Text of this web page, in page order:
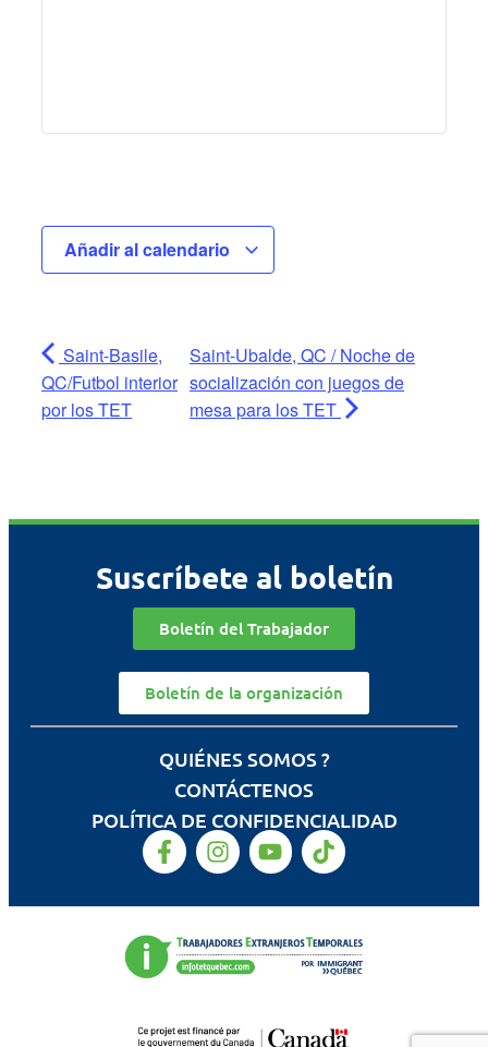
Añadir al calendario
Saint-Basile,
QC/Futbol interior
por los TET
Saint-Ubalde, QC / Noche de
socialización con juegos de
mesa para los TET
Suscríbete al boletín
Boletín del Trabajador
Boletín de la organización
QUIÉNES SOMOS ?
CONTÁCTENOS
POLÍTICA DE CONFIDENCIALIDAD